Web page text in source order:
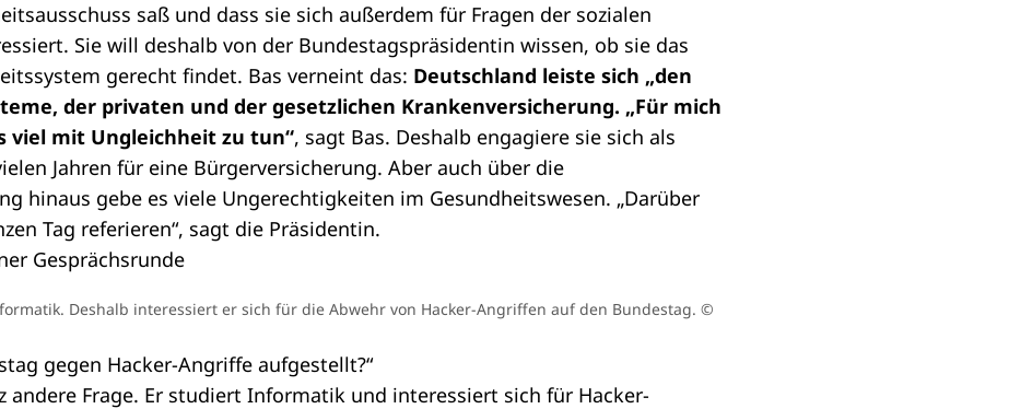
saß und dass sie sich außerdem für Fragen der sozialen
Sie will deshalb von der Bundestagspräsidentin wissen, ob sie das
gerecht findet. Bas verneint das: Deutschland leiste sich „den
der privaten und der gesetzlichen Krankenversicherung. „Für mich
viel mit Ungleichheit zu tun“, sagt Bas. Deshalb engagiere sie sich als
Jahren für eine Bürgerversicherung. Aber auch über die
hinaus gebe es viele Ungerechtigkeiten im Gesundheitswesen. „Darüber
Tag referieren“, sagt die Präsidentin.
Deshalb interessiert er sich für die Abwehr von Hacker-Angriffen auf den Bundestag. ©
gegen Hacker-Angriffe aufgestellt?“
andere Frage. Er studiert Informatik und interessiert sich für Hacker-